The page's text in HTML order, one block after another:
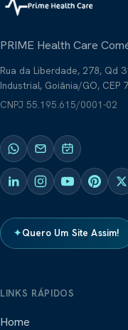
PRIME Health Care
Rua da Liberdade, 278, Qd
Industrial, Goiânia/GO, CEP
CNPJ 55.195.615/0001-02
✦Quero Um Site Assim!
LINKS RÁPIDOS
Home